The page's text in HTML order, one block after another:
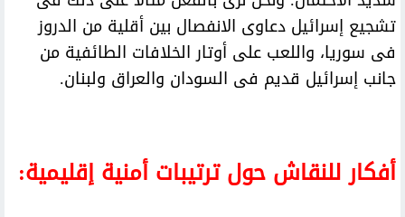
تشجيع إسرائيل دعاوى الانفصال بين أقلية من الدروز
فى سوريا، واللعب على أوتار الخلافات الطائفية من
جانب إسرائيل قديم فى السودان والعراق ولبنان.
أفكار للنقاش حول ترتيبات أمنية إقليمية: